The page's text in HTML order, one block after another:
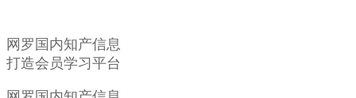
网罗国内知产信息
打造会员学习平台